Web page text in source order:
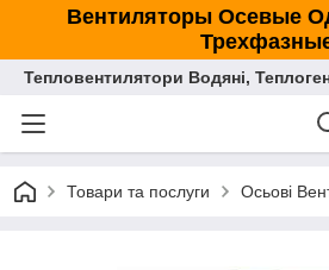
Вентиляторы Осевые
Тепловентилятори Водяні,
Товари та послуги Осьові